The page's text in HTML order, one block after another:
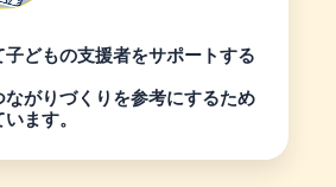
どもの支援者をサポートする
がりづくりを参考にするため
ます。